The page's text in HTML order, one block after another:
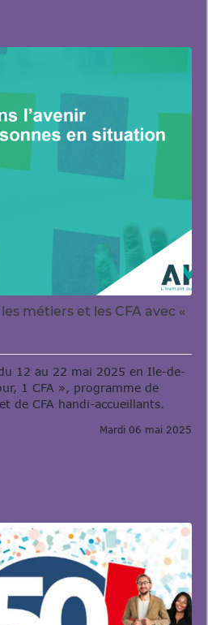
métiers et les CFA avec «
12 au 22 mai 2025 en Ile-de-
1 CFA », programme de
de CFA handi-accueillants.
Mardi 06 mai 2025